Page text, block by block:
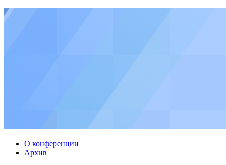
О конференции
Архив